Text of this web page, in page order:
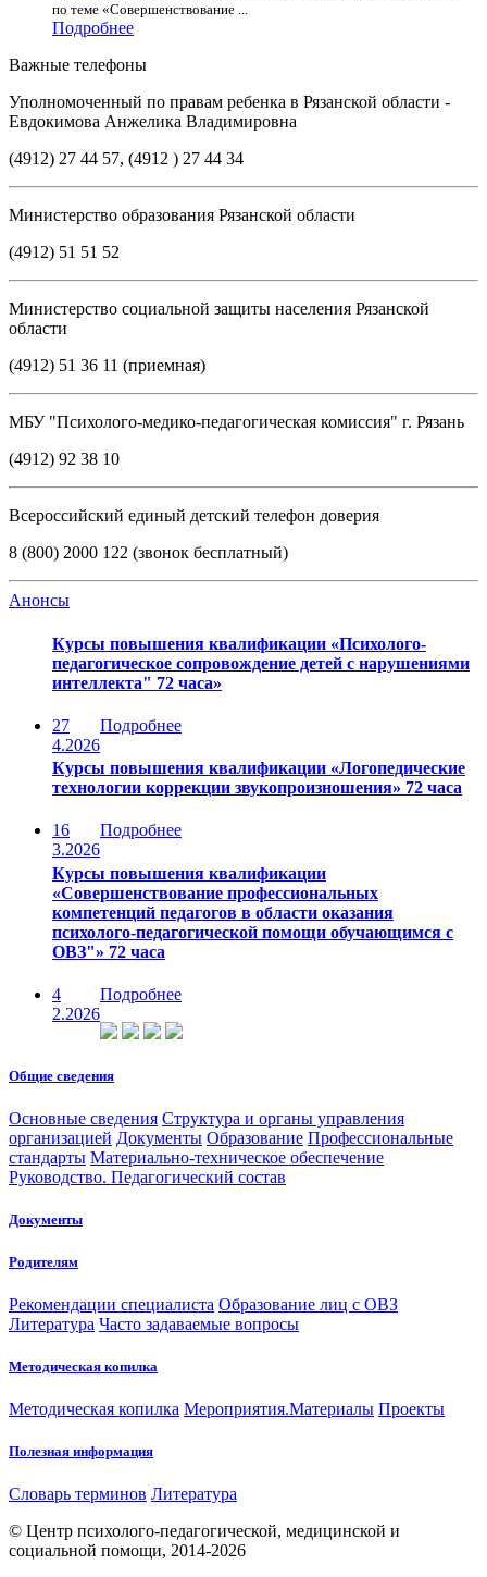
по теме «Совершенствование ...
Подробнее
Важные телефоны
Уполномоченный по правам ребенка в Рязанской области -
Евдокимова Анжелика Владимировна
(4912) 27 44 57, (4912 ) 27 44 34
Министерство образования Рязанской области
(4912) 51 51 52
Министерство социальной защиты населения Рязанской
области
(4912) 51 36 11 (приемная)
МБУ "Психолого-медико-педагогическая комиссия" г. Рязань
(4912) 92 38 10
Всероссийский единый детский телефон доверия
8 (800) 2000 122 (звонок бесплатный)
Анонсы
Курсы повышения квалификации «Психолого-
педагогическое сопровождение детей с нарушениями
интеллекта" 72 часа»
27
4.2026
Подробнее
Курсы повышения квалификации «Логопедические
технологии коррекции звукопроизношения» 72 часа
16
3.2026
Подробнее
Курсы повышения квалификации
«Совершенствование профессиональных
компетенций педагогов в области оказания
психолого-педагогической помощи обучающимся с
ОВЗ"» 72 часа
4
2.2026
Подробнее
Общие сведения
Основные сведения Структура и органы управления
организацией Документы Образование Профессиональные
стандарты Материально-техническое обеспечение
Руководство. Педагогический состав
Документы
Родителям
Рекомендации специалиста Образование лиц с ОВЗ
Литература Часто задаваемые вопросы
Методическая копилка
Методическая копилка Мероприятия.Материалы Проекты
Полезная информация
Словарь терминов Литература
© Центр психолого-педагогической, медицинской и
социальной помощи, 2014-2026